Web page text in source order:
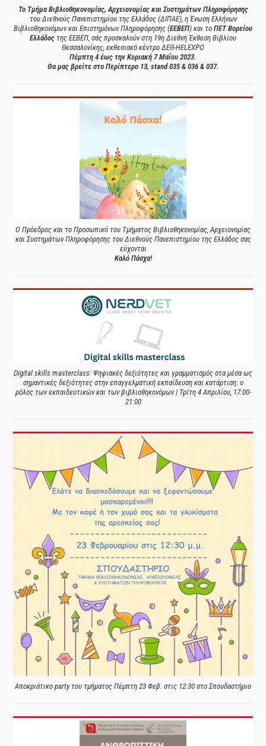
Το Τμήμα Βιβλιοθηκονομίας, Αρχειονομίας και Συστημάτων Πληροφόρησης
του Διεθνούς Πανεπιστημίου της Ελλάδος (ΔΙΠΑΕ), η Ένωση Ελλήνων
Βιβλιοθηκονόμων και Επιστημόνων Πληροφόρησης (ΕΕΒΕΠ) και το ΠΕΤ Βορείου
Ελλάδος της ΕΕΒΕΠ, σάς προσκαλούν στη 19η Διεθνή Έκθεση Βιβλίου
Θεσσαλονίκης, εκθεσιακό κέντρο ΔΕΘ-HELEXPO
Πέμπτη 4 έως την Κυριακή 7 Μαΐου 2023.
Θα μας βρείτε στο Περίπτερο 13, stand 035 & 036 & 037.
Ο Πρόεδρος και το Προσωπικό του Τμήματος Βιβλιοθηκονομίας, Αρχειονομίας
και Συστημάτων Πληροφόρησης του Διεθνούς Πανεπιστημίου της Ελλάδος σας
εύχονται
Καλό Πάσχα!
Digital skills masterclass: Ψηφιακές δεξιότητες και γραμματισμός στα μέσα ως
σημαντικές δεξιότητες στην επαγγελματική εκπαίδευση και κατάρτιση: ο
ρόλος των εκπαιδευτικών και των βιβλιοθηκονόμων | Τρίτη 4 Απριλίου, 17:00-
21:00
Αποκριάτικο party του τμήματος Πέμπτη 23 Φεβ. στις 12:30 στο Σπουδαστήριο